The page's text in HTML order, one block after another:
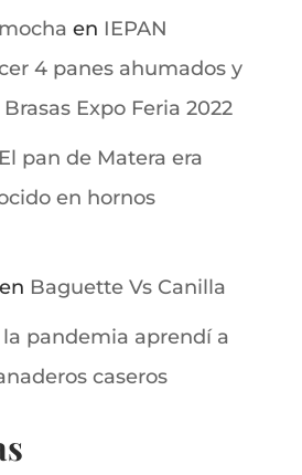
en IEPAN
4 panes ahumados y
Expo Feria 2022
El pan de Matera era
en hornos
Baguette Vs Canilla
la pandemia aprendí a
caseros